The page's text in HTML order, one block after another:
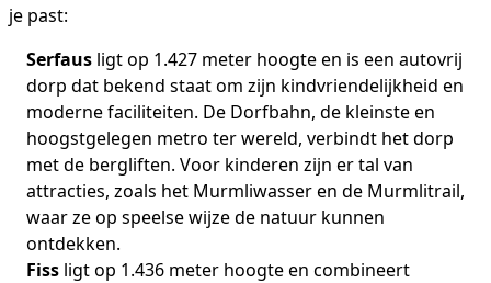
je past:
Serfaus ligt op 1.427 meter hoogte en is een autovrij
dorp dat bekend staat om zijn kindvriendelijkheid en
moderne faciliteiten. De Dorfbahn, de kleinste en
hoogstgelegen metro ter wereld, verbindt het dorp
met de bergliften. Voor kinderen zijn er tal van
attracties, zoals het Murmliwasser en de Murmlitrail,
waar ze op speelse wijze de natuur kunnen
ontdekken.
Fiss ligt op 1.436 meter hoogte en combineert